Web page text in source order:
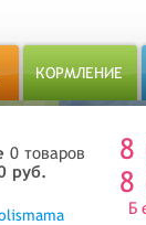
КОРМЛЕНИЕ
0 товаров
руб.
8
8